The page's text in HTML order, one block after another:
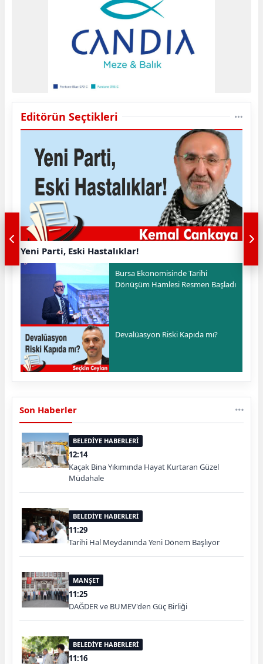
Editörün Seçtikleri
Yeni Parti, Eski Hastalıklar!
Bursa Ekonomisinde Tarihi
Dönüşüm Hamlesi Resmen Başladı
Devalüasyon Riski Kapıda mı?
Son Haberler
BELEDİYE HABERLERİ
12:14
Kaçak Bina Yıkımında Hayat Kurtaran Güzel
Müdahale
BELEDİYE HABERLERİ
11:29
Tarihi Hal Meydanında Yeni Dönem Başlıyor
MANŞET
11:25
DAĞDER ve BUMEV'den Güç Birliği
BELEDİYE HABERLERİ
11:16